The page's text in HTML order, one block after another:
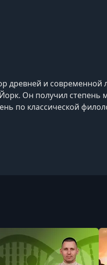
роста. Всегда без рекл
и современной
Он получил степень
по классической
удостоен премии